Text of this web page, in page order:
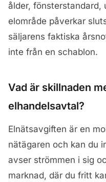
ålder, fönsterstandard,
elområde påverkar
säljarens faktiska
inte från en schablon.
Vad är skillnaden
elhandelsavtal?
Elnätsavgiften är en
nätägaren och kan du
avser strömmen i sig
marknad, där du fritt